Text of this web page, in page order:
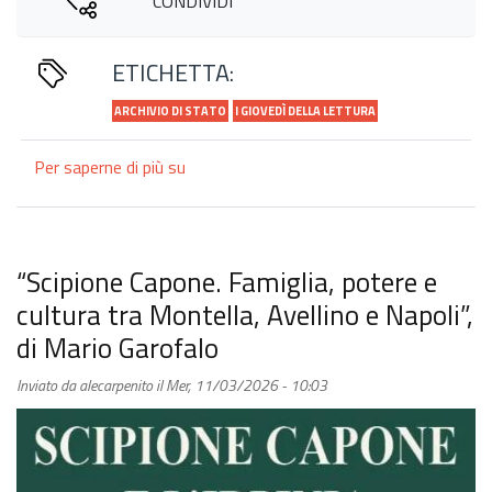
ETICHETTA:
ARCHIVIO DI STATO I GIOVEDÌ DELLA LETTURA
Per saperne di più su
nella
memoria
persa
del
Regno
delle
Due
Sicilie.
La
“Scipione Capone. Famiglia, potere e
cultura tra Montella, Avellino e Napoli”,
di Mario Garofalo
Inviato daalecarpenitoilMer, 11/03/2026 - 10:03